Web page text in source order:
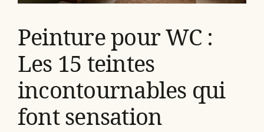
Peinture pour WC :
Les 15 teintes
incontournables qui
font sensation